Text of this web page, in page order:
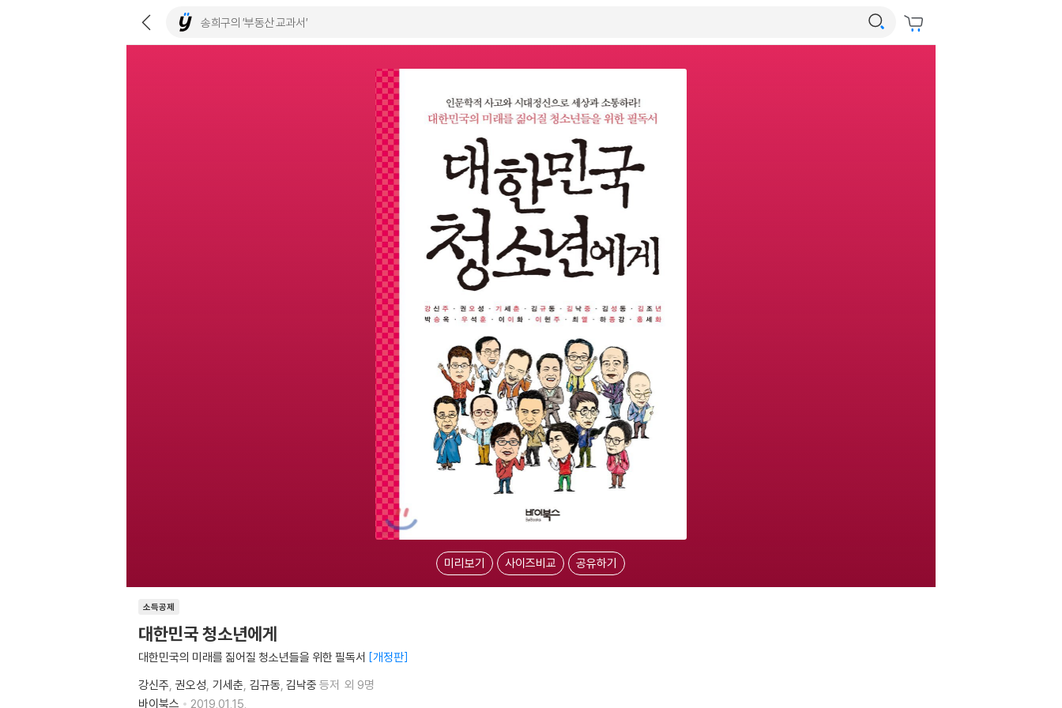
미리보기 사이즈비교 공유하기
소득공제
대한민국 청소년에게
대한민국의 미래를 짊어질 청소년들을 위한 필독서 개정판
강신주 권오성 기세춘 김규동 김낙중 등저 외 9명
바이북스
2019.01.15.